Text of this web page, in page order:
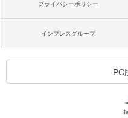
プライバシーポリシー
インプレスグループ
PC